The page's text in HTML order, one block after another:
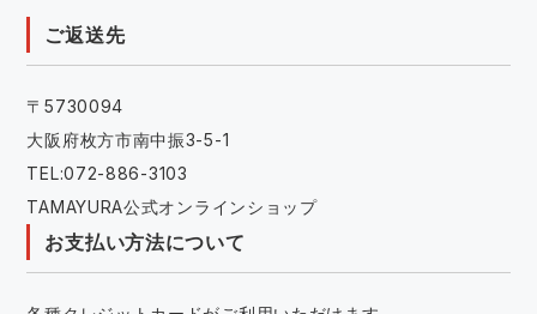
ご返送先
〒5730094
大阪府枚方市南中振3-5-1
TEL:072-886-3103
TAMAYURA公式オンラインショップ
お支払い方法について